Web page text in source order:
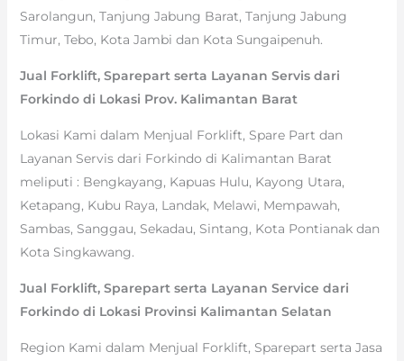
Sarolangun, Tanjung Jabung Barat, Tanjung Jabung
Timur, Tebo, Kota Jambi dan Kota Sungaipenuh.
Jual Forklift, Sparepart serta Layanan Servis dari
Forkindo di Lokasi Prov. Kalimantan Barat
Lokasi Kami dalam Menjual Forklift, Spare Part dan
Layanan Servis dari Forkindo di Kalimantan Barat
meliputi : Bengkayang, Kapuas Hulu, Kayong Utara,
Ketapang, Kubu Raya, Landak, Melawi, Mempawah,
Sambas, Sanggau, Sekadau, Sintang, Kota Pontianak dan
Kota Singkawang.
Jual Forklift, Sparepart serta Layanan Service dari
Forkindo di Lokasi Provinsi Kalimantan Selatan
Region Kami dalam Menjual Forklift, Sparepart serta Jasa